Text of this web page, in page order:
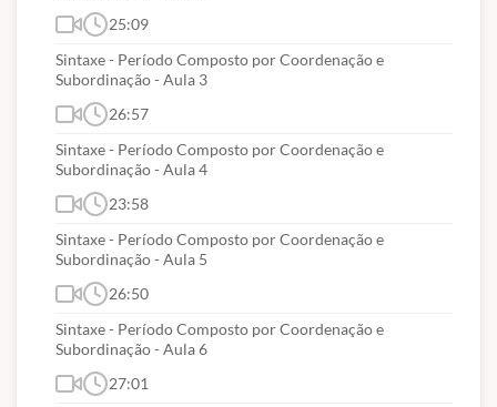
25:09
Sintaxe - Período Composto por Coordenação e
Subordinação - Aula 3
26:57
Sintaxe - Período Composto por Coordenação e
Subordinação - Aula 4
23:58
Sintaxe - Período Composto por Coordenação e
Subordinação - Aula 5
26:50
Sintaxe - Período Composto por Coordenação e
Subordinação - Aula 6
27:01